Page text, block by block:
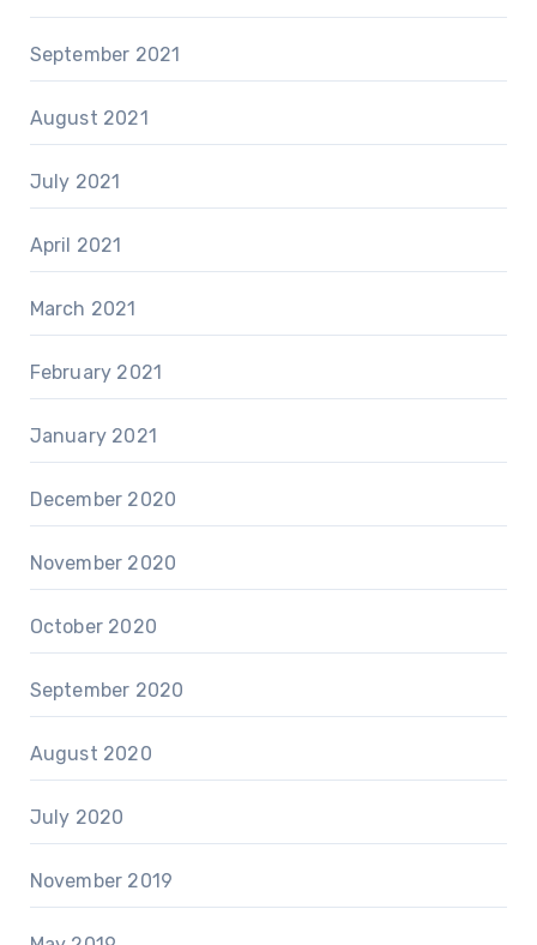
September 2021
August 2021
July 2021
April 2021
March 2021
February 2021
January 2021
December 2020
November 2020
October 2020
September 2020
August 2020
July 2020
November 2019